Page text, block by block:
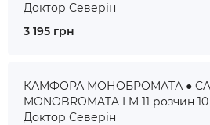
Доктор Северін
3 195 грн
КАМФОРА МОНОБРОМАТА ●
MONOBROMATA LM 11 розчин
Доктор Северін